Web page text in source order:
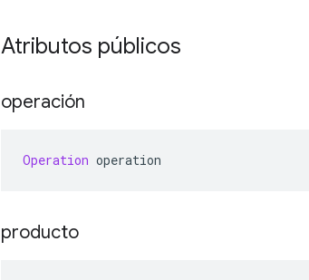
Atributos públicos
operación
Operation operation
producto